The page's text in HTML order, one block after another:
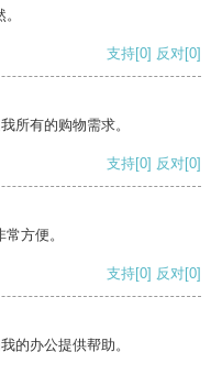
支持[0] 反对[0]
所有的购物需求。
支持[0] 反对[0]
方便。
支持[0] 反对[0]
的办公提供帮助。